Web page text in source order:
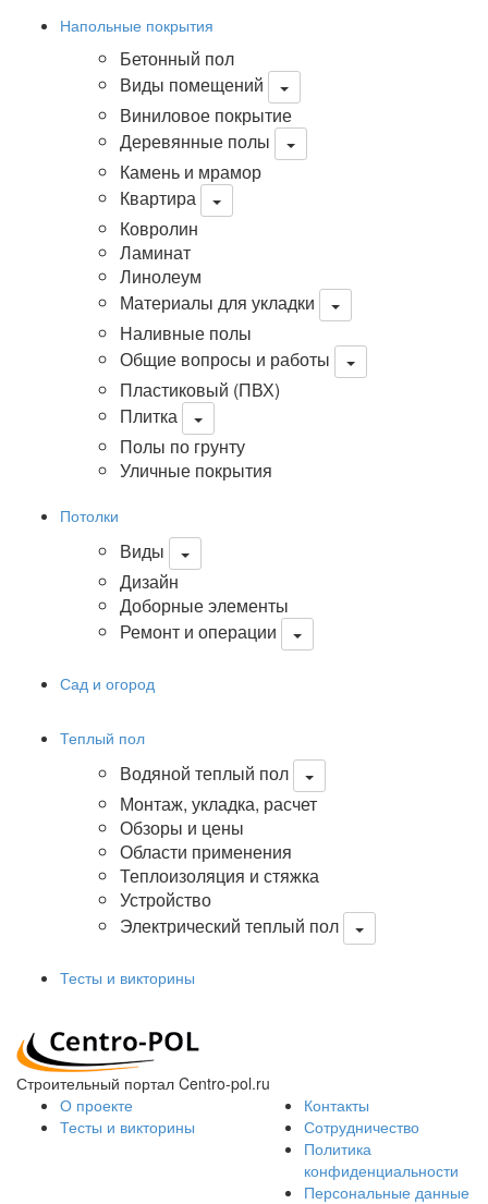
Напольные покрытия
Бетонный пол
Виды помещений
Виниловое покрытие
Деревянные полы
Камень и мрамор
Квартира
Ковролин
Ламинат
Линолеум
Материалы для укладки
Наливные полы
Общие вопросы и работы
Пластиковый (ПВХ)
Плитка
Полы по грунту
Уличные покрытия
Потолки
Виды
Дизайн
Доборные элементы
Ремонт и операции
Сад и огород
Теплый пол
Водяной теплый пол
Монтаж, укладка, расчет
Обзоры и цены
Области применения
Теплоизоляция и стяжка
Устройство
Электрический теплый пол
Тесты и викторины
Строительный портал Centro-pol.ru
О проекте
Тесты и викторины
Контакты
Сотрудничество
Политика
конфиденциальности
Персональные данные